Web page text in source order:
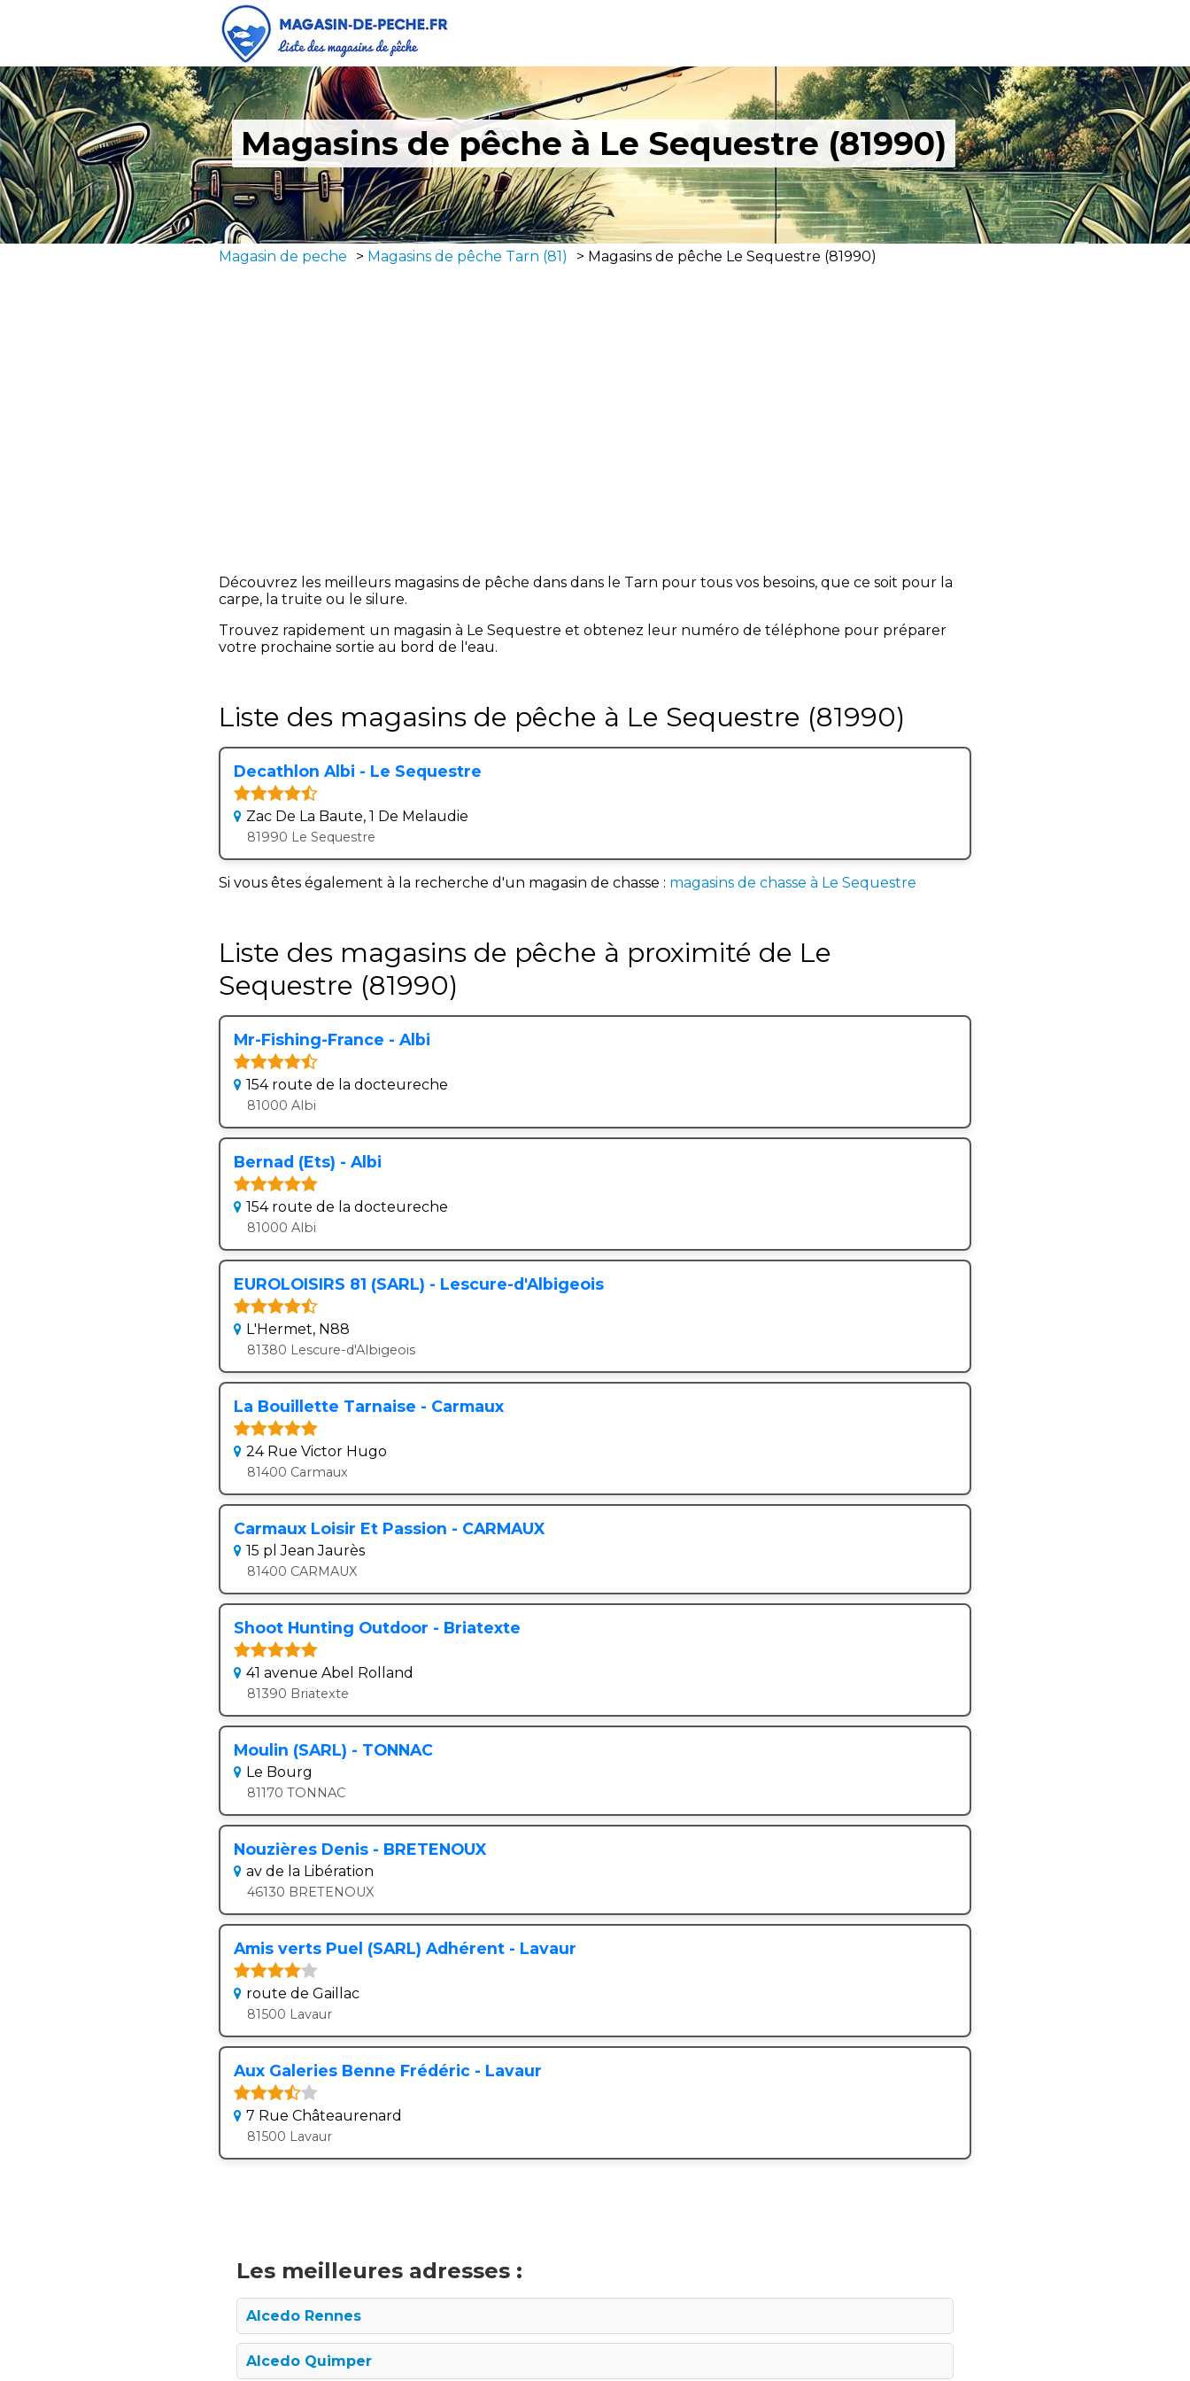
Magasins de pêche à Le Sequestre (81990)
Magasin de peche > Magasins de pêche Tarn (81) > Magasins de pêche Le Sequestre (81990)
Découvrez les meilleurs magasins de pêche dans dans le Tarn pour tous vos besoins, que ce soit pour la
carpe, la truite ou le silure.
Trouvez rapidement un magasin à Le Sequestre et obtenez leur numéro de téléphone pour préparer
votre prochaine sortie au bord de l'eau.
Liste des magasins de pêche à Le Sequestre (81990)
Decathlon Albi - Le Sequestre
Zac De La Baute, 1 De Melaudie
81990 Le Sequestre
Si vous êtes également à la recherche d'un magasin de chasse : magasins de chasse à Le Sequestre
Liste des magasins de pêche à proximité de Le
Sequestre (81990)
Mr-Fishing-France - Albi
154 route de la docteureche
81000 Albi
Bernad (Ets) - Albi
154 route de la docteureche
81000 Albi
EUROLOISIRS 81 (SARL) - Lescure-d'Albigeois
L'Hermet, N88
81380 Lescure-d'Albigeois
La Bouillette Tarnaise - Carmaux
24 Rue Victor Hugo
81400 Carmaux
Carmaux Loisir Et Passion - CARMAUX
15 pl Jean Jaurès
81400 CARMAUX
Shoot Hunting Outdoor - Briatexte
41 avenue Abel Rolland
81390 Briatexte
Moulin (SARL) - TONNAC
Le Bourg
81170 TONNAC
Nouzières Denis - BRETENOUX
av de la Libération
46130 BRETENOUX
Amis verts Puel (SARL) Adhérent - Lavaur
route de Gaillac
81500 Lavaur
Aux Galeries Benne Frédéric - Lavaur
7 Rue Châteaurenard
81500 Lavaur
Les meilleures adresses :
Alcedo Rennes
Alcedo Quimper